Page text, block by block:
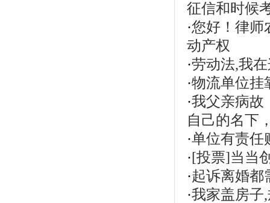
征信和时候
·您好！律师
动产权
·劳动法,我
·物流单位挂
·我父亲病故
自己的名下
·单位有责任
·[投票]当当
·起诉离婚都
·我家盖房子